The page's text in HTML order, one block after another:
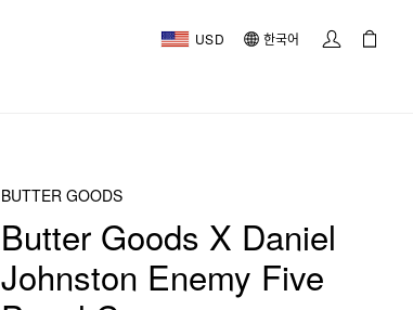
USD 한국어
BUTTER GOODS
Butter Goods X Daniel
Johnston Enemy Five